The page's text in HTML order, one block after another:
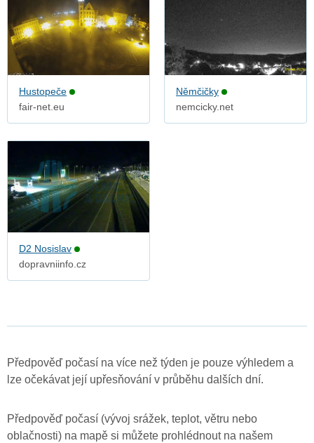
Hustopeče
fair-net.eu
Němčičky
nemcicky.net
D2 Nosislav
dopravniinfo.cz
Předpověď počasí na více než týden je pouze výhledem a
lze očekávat její upřesňování v průběhu dalších dní.
Předpověď počasí (vývoj srážek, teplot, větru nebo
oblačnosti) na mapě si můžete prohlédnout na našem